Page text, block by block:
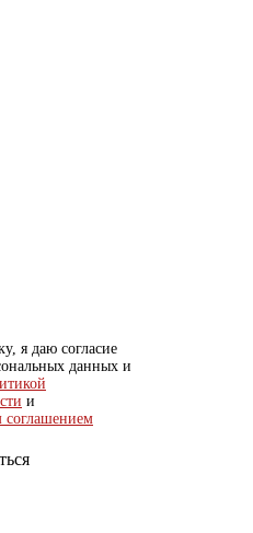
я даю согласие
данных и
и
соглашением